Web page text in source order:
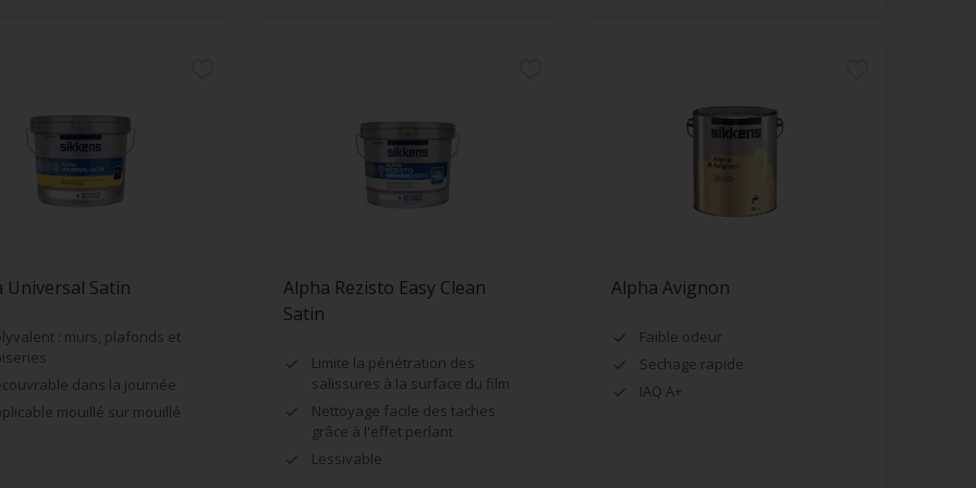
Universal Satin
: murs, plafonds et
dans la journée
mouillé sur mouillé
Alpha Rezisto Easy Clean
Satin
Limite la pénétration des
salissures à la surface du film
Nettoyage facile des taches
grâce à l'effet perlant
Lessivable
Alpha Avignon
Faible odeur
Sechage rapide
IAQ A+